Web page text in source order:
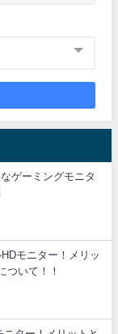
ゲーミングモニタ
モニター！メリッ
ついて！！